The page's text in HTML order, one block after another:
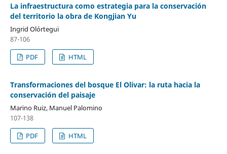
La infraestructura como estrategia para la conservación
del territorio la obra de Kongjian Yu
Ingrid Olórtegui
87-106
PDF
HTML
Transformaciones del bosque El Olivar: la ruta hacia la
conservación del paisaje
Marino Ruiz, Manuel Palomino
107-138
PDF
HTML